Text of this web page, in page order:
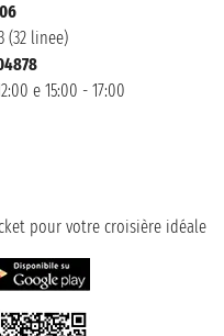
(32 linee)
e 15:00 - 17:00
pour votre croisière idéale